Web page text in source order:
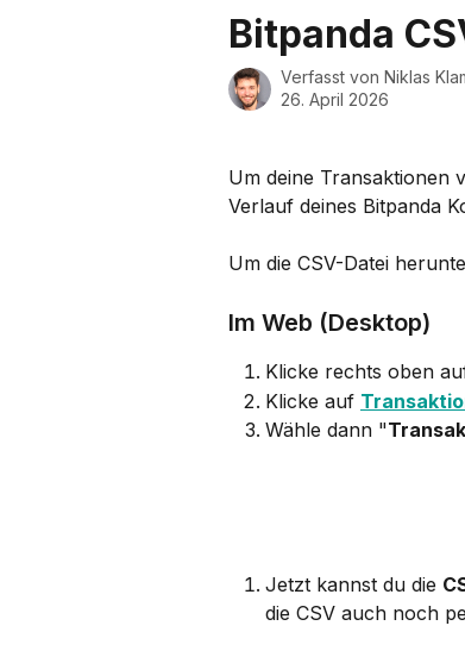
Bitpanda
Verfasst von Niklas
26. April 2026
Um deine Transaktionen
Verlauf deines Bitpanda
Um die CSV-Datei
Im Web (Desktop)
Klicke rechts oben
Klicke auf
Wähle dann "
Jetzt kannst du die
die CSV auch noch